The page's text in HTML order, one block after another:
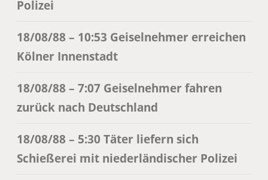
Polizei
18/08/88 – 10:53 Geiselnehmer erreichen
Kölner Innenstadt
18/08/88 – 7:07 Geiselnehmer fahren
zurück nach Deutschland
18/08/88 – 5:30 Täter liefern sich
Schießerei mit niederländischer Polizei